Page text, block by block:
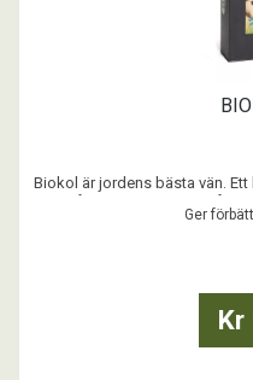
Biokol är jordens bästa vän.
- Ökar jordens vatten-
- Ger
Ger
Kr